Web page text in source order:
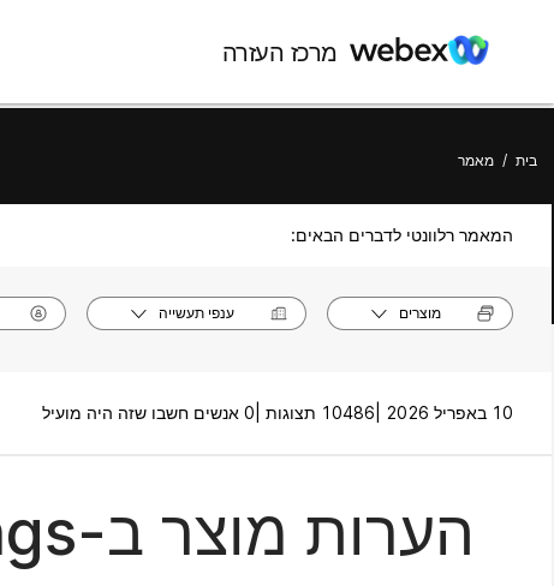
מרכז העזרה
בית / מאמר
המאמר רלוונטי לדברים הבאים:
מוצרים ענפי תעשייה
10 באפריל 2026 | 10486 תצוגות | 0 אנשים חשבו שזה היה מועיל
הערות מוצר ב-Webex Meetings